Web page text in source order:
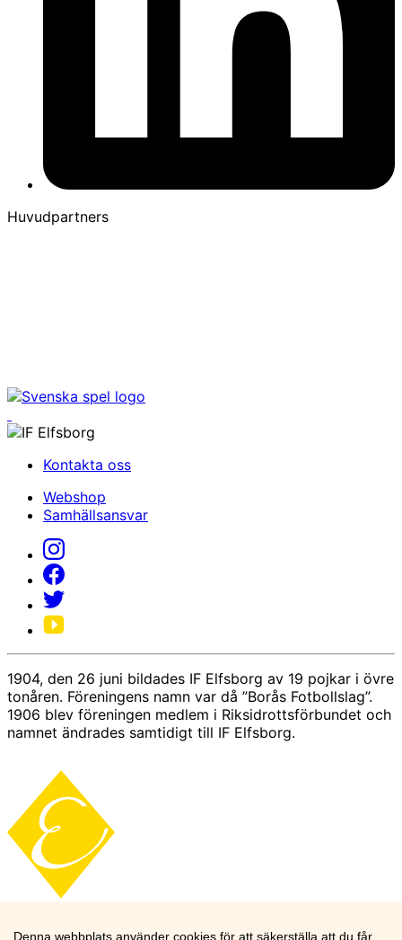
Huvudpartners
Kontakta oss
Webshop
Samhällsansvar
1904, den 26 juni bildades IF Elfsborg av 19 pojkar i övre
tonåren. Föreningens namn var då ”Borås Fotbollslag”.
1906 blev föreningen medlem i Riksidrottsförbundet och
namnet ändrades samtidigt till IF Elfsborg.
Denna webbplats använder cookies för att säkerställa att du får